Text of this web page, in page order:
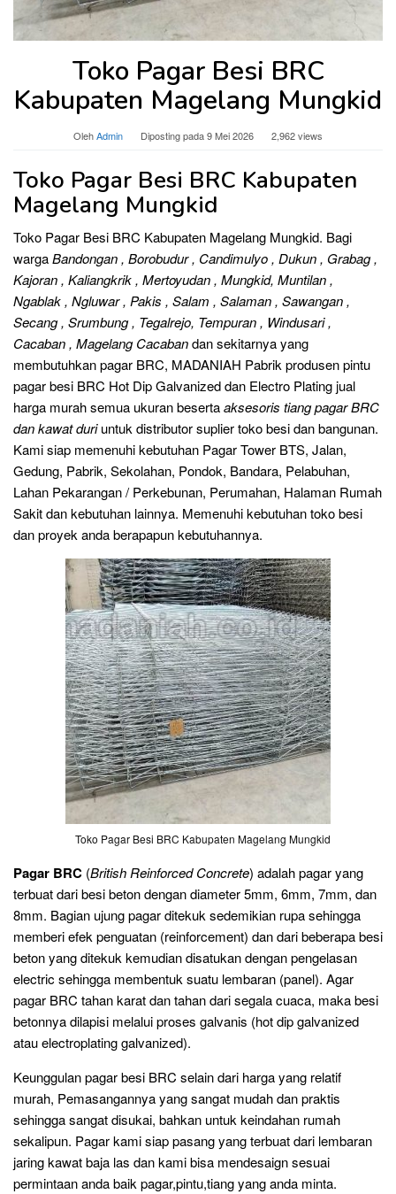
Toko Pagar Besi BRC
Kabupaten Magelang Mungkid
OlehAdmin Diposting pada9 Mei 2026 2,962 views
Toko Pagar Besi BRC Kabupaten
Magelang Mungkid
Toko Pagar Besi BRC Kabupaten Magelang Mungkid. Bagi
wargaBandongan , Borobudur , Candimulyo , Dukun , Grabag ,
Kajoran , Kaliangkrik , Mertoyudan , Mungkid, Muntilan ,
Ngablak , Ngluwar , Pakis , Salam , Salaman , Sawangan ,
Secang , Srumbung , Tegalrejo, Tempuran , Windusari ,
Cacaban , Magelang Cacabandan sekitarnya yang
membutuhkan pagar BRC, MADANIAH Pabrik produsen pintu
pagar besi BRC Hot Dip Galvanized dan Electro Plating jual
harga murah semua ukuran besertaaksesoris tiang pagar BRC
dan kawat duriuntuk distributor suplier toko besi dan bangunan.
Kami siap memenuhi kebutuhan Pagar Tower BTS, Jalan,
Gedung, Pabrik, Sekolahan, Pondok, Bandara, Pelabuhan,
Lahan Pekarangan / Perkebunan, Perumahan, Halaman Rumah
Sakit dan kebutuhan lainnya. Memenuhi kebutuhan toko besi
dan proyek anda berapapun kebutuhannya.
Toko Pagar Besi BRC Kabupaten Magelang Mungkid
Pagar BRC (British Reinforced Concrete) adalah pagar yang
terbuat dari besi beton dengan diameter 5mm, 6mm, 7mm, dan
8mm. Bagian ujung pagar ditekuk sedemikian rupa sehingga
memberi efek penguatan (reinforcement) dan dari beberapa besi
beton yang ditekuk kemudian disatukan dengan pengelasan
electric sehingga membentuk suatu lembaran (panel). Agar
pagar BRC tahan karat dan tahan dari segala cuaca, maka besi
betonnya dilapisi melalui proses galvanis (hot dip galvanized
atau electroplating galvanized).
Keunggulan pagar besi BRC selain dari harga yang relatif
murah, Pemasangannya yang sangat mudah dan praktis
sehingga sangat disukai, bahkan untuk keindahan rumah
sekalipun. Pagar kami siap pasang yang terbuat dari lembaran
jaring kawat baja las dan kami bisa mendesaign sesuai
permintaan anda baik pagar,pintu,tiang yang anda minta.